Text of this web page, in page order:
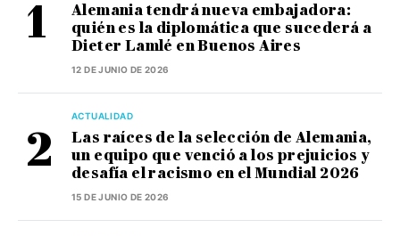
Alemania tendrá nueva embajadora:
quién es la diplomática que sucederá a
Dieter Lamlé en Buenos Aires
12 DE JUNIO DE 2026
ACTUALIDAD
Las raíces de la selección de Alemania,
un equipo que venció a los prejuicios y
desafía el racismo en el Mundial 2026
15 DE JUNIO DE 2026